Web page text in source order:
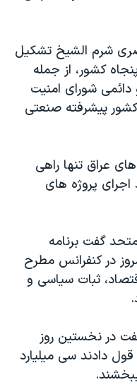
شرم الشيخ تشکيل
کشور، از جمله
شورای امنيت
پيشرفته صنعتی
عراق تنها راهی
پروژه های
گفت برنامه
در کنفرانس مطرح
ثبات سياسی و
در نخستين روز
دادند سی ميليارد